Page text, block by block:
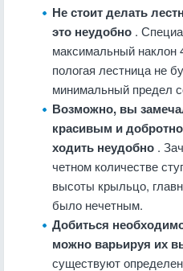
Не стоит делать
это неудобно .
максимальный наклон
пологая лестница не
минимальный предел
Возможно, вы
красивым и
ходить неудобно .
четном количестве
высоты крыльцо,
было нечетным.
Добиться
можно варьируя их
существуют